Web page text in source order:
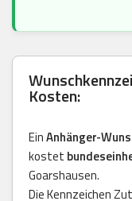
Kosten:
EinAnhänger-
kostet
Goarshausen.
Die Kennzeichen